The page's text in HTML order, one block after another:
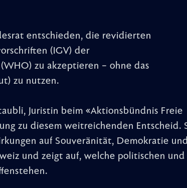
entschieden, die revidierten
(IGV) der
zu akzeptieren – ohne das
zu nutzen.
Juristin beim «Aktionsbündnis Freie
zu diesem weitreichenden Entscheid.
auf Souveränität, Demokratie
und zeigt auf, welche politischen und